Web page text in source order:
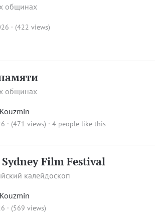
общинах
· (422 views)
общинах
· (471 views) · 4 people like this
Film Festival
калейдоскоп
· (569 views)